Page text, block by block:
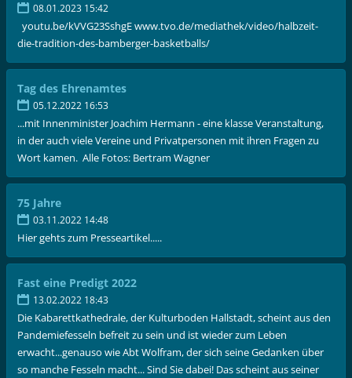
08.01.2023 15:42
youtu.be/kVVG23SshgE www.tvo.de/mediathek/video/halbzeit-
die-tradition-des-bamberger-basketballs/
Tag des Ehrenamtes
05.12.2022 16:53
...mit Innenminister Joachim Hermann - eine klasse Veranstaltung,
in der auch viele Vereine und Privatpersonen mit ihren Fragen zu
Wort kamen. Alle Fotos: Bertram Wagner
75 Jahre
03.11.2022 14:48
Hier gehts zum Presseartikel.....
Fast eine Predigt 2022
13.02.2022 18:43
Die Kabarettkathedrale, der Kulturboden Hallstadt, scheint aus den
Pandemiefesseln befreit zu sein und ist wieder zum Leben
erwacht...genauso wie Abt Wolfram, der sich seine Gedanken über
so manche Fesseln macht... Sind Sie dabei! Das scheint aus seiner